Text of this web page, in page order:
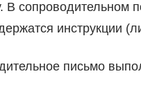
В сопроводительном
инструкции
письмо